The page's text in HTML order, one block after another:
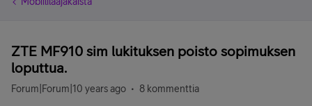
ZTE MF910 sim lukituksen poisto sopimuksen
loputtua.
Forum|Forum|10 years ago 8 kommenttia